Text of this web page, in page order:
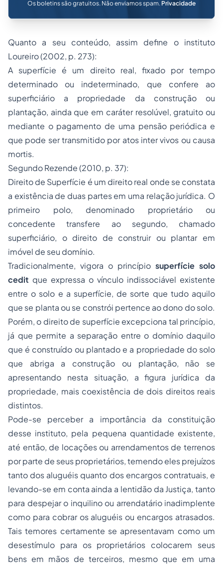
Os boletins são gratuitos. Não enviamos spam. Privacidade
Quanto a seu conteúdo, assim define o instituto
Loureiro (2002, p. 273):
A superfície é um direito real, fixado por tempo
determinado ou indeterminado, que confere ao
superficiário a propriedade da construção ou
plantação, ainda que em caráter resolúvel, gratuito ou
mediante o pagamento de uma pensão periódica e
que pode ser transmitido por atos inter vivos ou causa
mortis.
Segundo Rezende (2010, p. 37):
Direito de Superfície é um direito real onde se constata
a existência de duas partes em uma relação jurídica. O
primeiro polo, denominado proprietário ou
concedente transfere ao segundo, chamado
superficiário, o direito de construir ou plantar em
imóvel de seu domínio.
Tradicionalmente, vigora o princípio superfície solo
cedit que expressa o vínculo indissociável existente
entre o solo e a superfície, de sorte que tudo aquilo
que se planta ou se constrói pertence ao dono do solo.
Porém, o direito de superfície excepciona tal princípio,
já que permite a separação entre o domínio daquilo
que é construído ou plantado e a propriedade do solo
que abriga a construção ou plantação, não se
apresentando nesta situação, a figura jurídica da
propriedade, mais coexistência de dois direitos reais
distintos.
Pode-se perceber a importância da constituição
desse instituto, pela pequena quantidade existente,
até então, de locações ou arrendamentos de terrenos
por parte de seus proprietários, temendo eles prejuízos
tanto dos aluguéis quanto dos encargos contratuais, e
levando-se em conta ainda a lentidão da Justiça, tanto
para despejar o inquilino ou arrendatário inadimplente
como para cobrar os aluguéis ou encargos atrasados.
Tais temores certamente se apresentavam como um
desestímulo para os proprietários colocarem seus
bens em mãos de terceiros, mesmo que em uma